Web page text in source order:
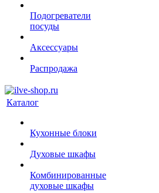
Подогреватели
посуды
Аксессуары
Распродажа
Каталог
Кухонные блоки
Духовые шкафы
Комбинированные
духовые шкафы